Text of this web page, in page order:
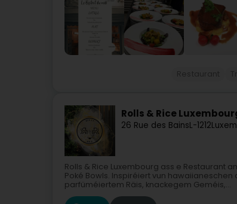
Rolls & Rice
26 Rue des BainsL-1212
Rolls & Rice Luxembourg ass e Restaurant
Poké Bowls. Inspiréiert vun
parfüméiertem Räis, knackegem Geméis,...